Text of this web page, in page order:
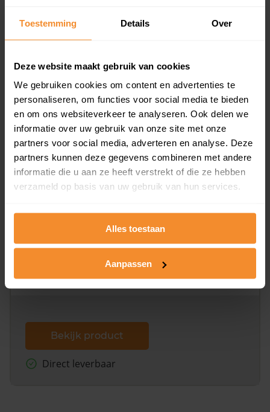
Toestemming Details Over
Deze website maakt gebruik van cookies
We gebruiken cookies om content en advertenties te
personaliseren, om functies voor social media te bieden
en om ons websiteverkeer te analyseren. Ook delen we
informatie over uw gebruik van onze site met onze
partners voor social media, adverteren en analyse. Deze
partners kunnen deze gegevens combineren met andere
informatie die u aan ze heeft verstrekt of die ze hebben
verzameld op basis van uw gebruik van hun services.
Alles toestaan
Aanpassen
en koopdatum) binnen een postcodegebied. Dit
koopsommen.
Bekijk product
Direct leverbaar
Kadastrale kaart pakket
Alleen globale ligging perceel
omliggende percelen met de kadastrale erfgrenzen,
Bekijk product
Direct leverbaar